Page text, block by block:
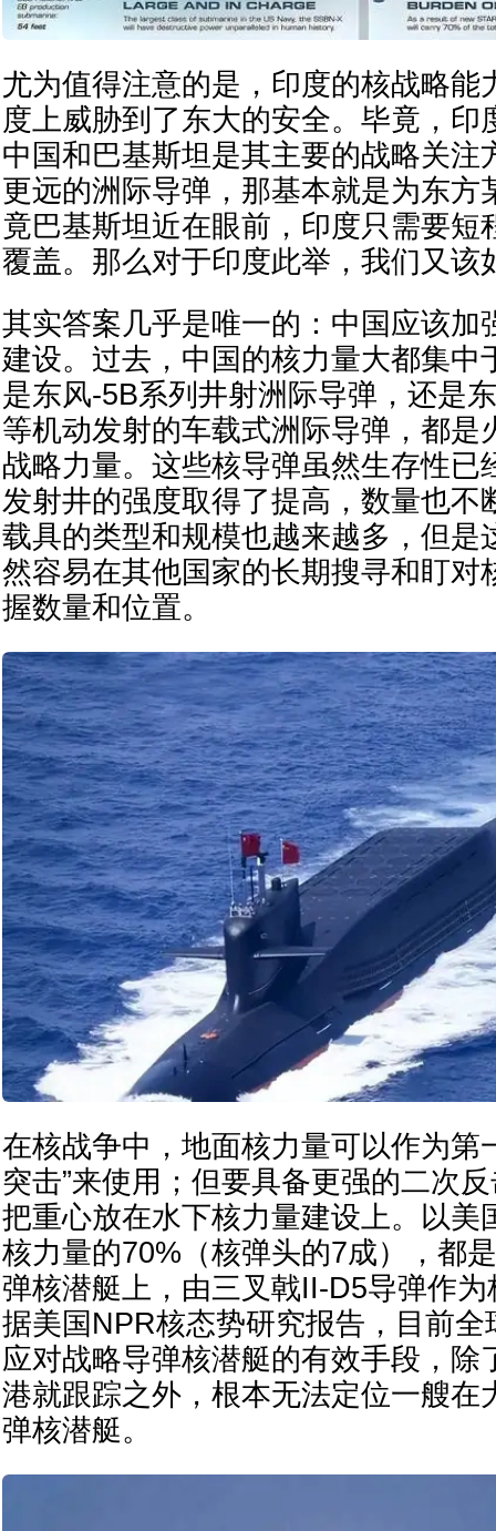
尤为值得注意的是，印度的核战略能
度上威胁到了东大的安全。毕竟，印
中国和巴基斯坦是其主要的战略关注
更远的洲际导弹，那基本就是为东方
竟巴基斯坦近在眼前，印度只需要短
覆盖。那么对于印度此举，我们又该
其实答案几乎是唯一的：中国应该加
建设。过去，中国的核力量大都集中
是东风-5B系列井射洲际导弹，还是
等机动发射的车载式洲际导弹，都是
战略力量。这些核导弹虽然生存性已
发射井的强度取得了提高，数量也不
载具的类型和规模也越来越多，但是
然容易在其他国家的长期搜寻和盯对
握数量和位置。
在核战争中，地面核力量可以作为第
突击”来使用；但要具备更强的二次
把重心放在水下核力量建设上。以美
核力量的70%（核弹头的7成），都
弹核潜艇上，由三叉戟II-D5导弹作
据美国NPR核态势研究报告，目前
应对战略导弹核潜艇的有效手段，除
港就跟踪之外，根本无法定位一艘在
弹核潜艇。